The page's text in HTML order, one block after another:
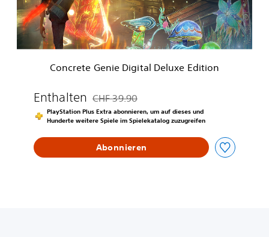
G
e
n
i
Concrete Genie Digital Deluxe Edition
Enthalten Preisnachlass gegenüber dem Originalpreis
CHF 39.90
PlayStation Plus Extra abonnieren, um auf dieses und
Hunderte weitere Spiele im Spielekatalog zuzugreifen
Abonnieren